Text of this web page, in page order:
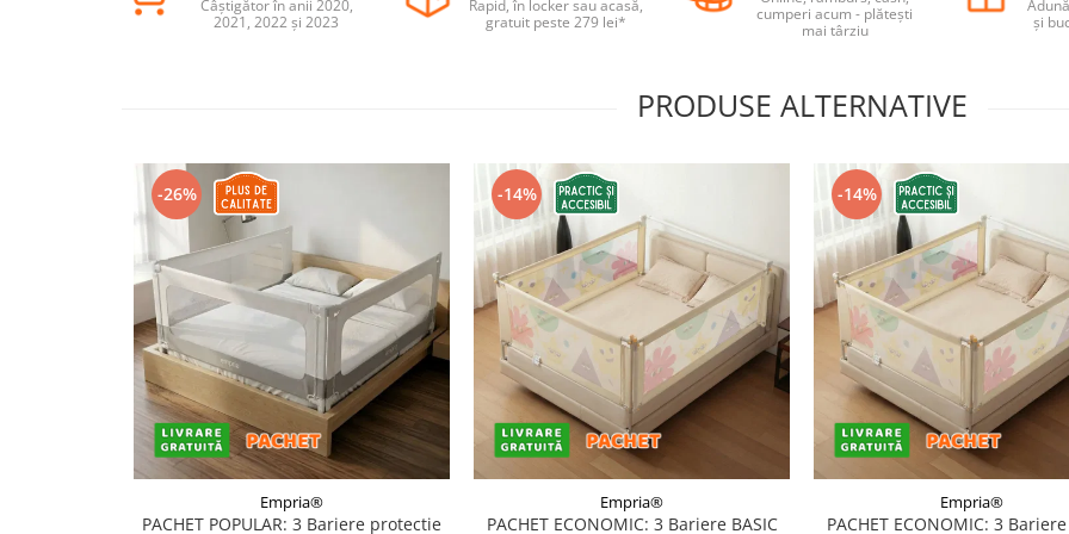
Ingrijire bebe si mama
Igiena si ingrijire bebelusi
Accesorii bebelusi / nou-nascuti
Perne si saltele bebelusi
Diversificare bebelusi
Baia bebelusului
Jucarii copii si jocuri educative
Jucarii dentitie
Câștigător în anii 2020,
2021, 2022 și 2023
Rapid, în locker sau acasă,
gratuit peste 279 lei*
cumperi acum - plătești
mai târziu
și
PRODUSE ALTERNATIVE
-26%
Empria®
PACHET POPULAR: 3 Bariere protectie
-14%
Empria®
PACHET ECONOMIC: 3 Bariere BASIC
-14%
Empria®
PACHET ECONOMIC: 3 Bariere